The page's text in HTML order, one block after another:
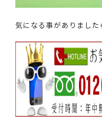
気になる事がありました